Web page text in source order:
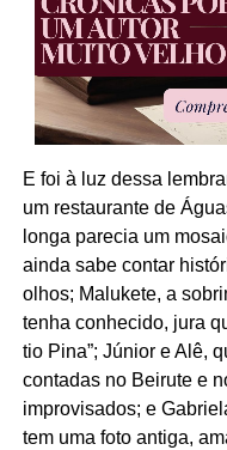
E foi à luz dessa
um restaurante de
longa parecia um
ainda sabe contar
olhos; Malukete, a
tenha conhecido, jura
tio Pina”; Júnior e Alê,
contadas no Beirute e
improvisados; e
tem uma foto antiga,